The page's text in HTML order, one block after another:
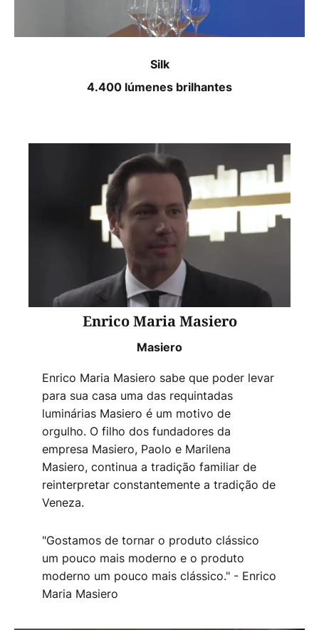
Silk
4.400 lúmenes brilhantes
Enrico Maria Masiero
Masiero
Enrico Maria Masiero sabe que poder levar
para sua casa uma das requintadas
luminárias Masiero é um motivo de
orgulho. O filho dos fundadores da
empresa Masiero, Paolo e Marilena
Masiero, continua a tradição familiar de
reinterpretar constantemente a tradição de
Veneza.
"Gostamos de tornar o produto clássico
um pouco mais moderno e o produto
moderno um pouco mais clássico." - Enrico
Maria Masiero